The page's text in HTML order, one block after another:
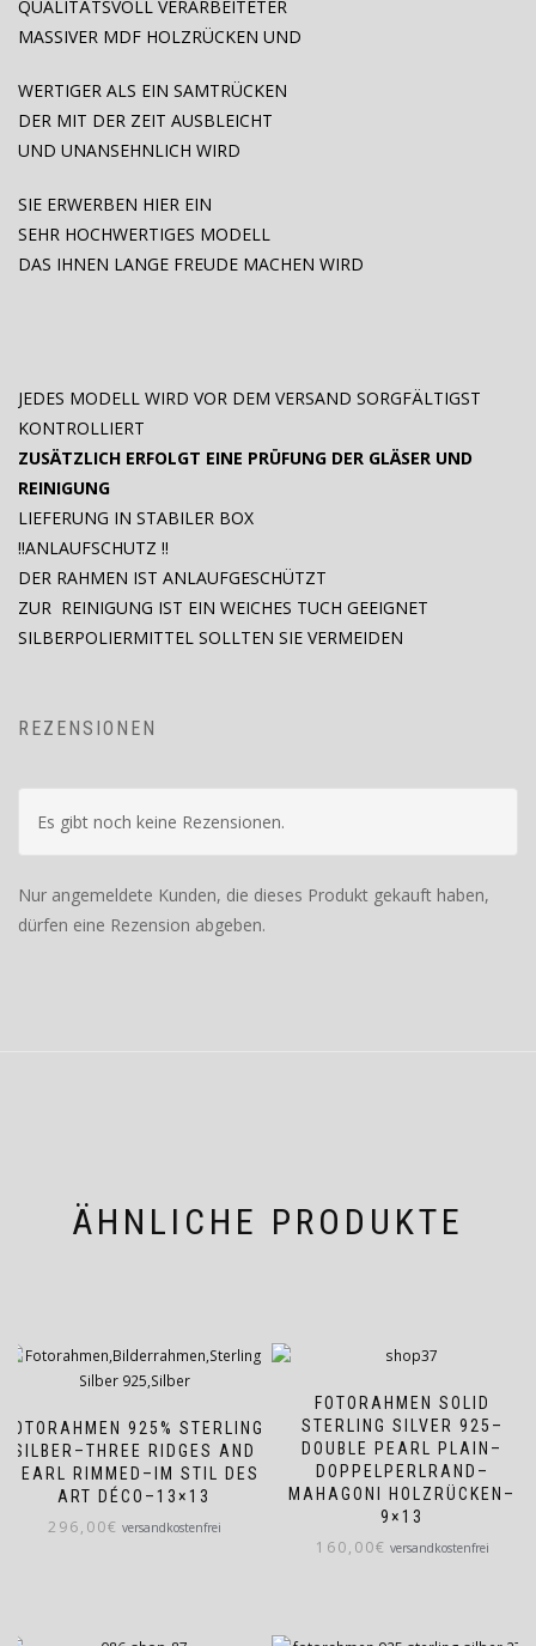
QUALITÄTSVOLL VERARBEITETER
MASSIVER MDF HOLZRÜCKEN UND
WERTIGER ALS EIN SAMTRÜCKEN
DER MIT DER ZEIT AUSBLEICHT
UND UNANSEHNLICH WIRD
SIE ERWERBEN HIER EIN
SEHR HOCHWERTIGES MODELL
DAS IHNEN LANGE FREUDE MACHEN WIRD
JEDES MODELL WIRD VOR DEM VERSAND SORGFÄLTIGST
KONTROLLIERT
ZUSÄTZLICH ERFOLGT EINE PRÜFUNG DER GLÄSER UND
REINIGUNG
LIEFERUNG IN STABILER BOX
!!ANLAUFSCHUTZ !!
DER RAHMEN IST ANLAUFGESCHÜTZT
ZUR REINIGUNG IST EIN WEICHES TUCH GEEIGNET
SILBERPOLIERMITTEL SOLLTEN SIE VERMEIDEN
REZENSIONEN
Es gibt noch keine Rezensionen.
Nur angemeldete Kunden, die dieses Produkt gekauft haben,
dürfen eine Rezension abgeben.
ÄHNLICHE PRODUKTE
FOTORAHMEN 925% STERLING
SILBER–THREE RIDGES AND
PEARL RIMMED–IM STIL DES
ART DÉCO–13×13
296,00€ versandkostenfrei
FOTORAHMEN SOLID
STERLING SILVER 925–
DOUBLE PEARL PLAIN–
DOPPELPERLRAND–
MAHAGONI HOLZRÜCKEN–
9×13
160,00€ versandkostenfrei